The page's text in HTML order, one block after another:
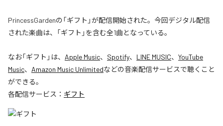
PrincessGardenの「ギフト」が配信開始された。今回デジタル配信
された楽曲は、「ギフト」を含む全1曲となっている。
なお「ギフト 」は、 Apple Music、 Spotify、 LINE MUSIC、 YouTube
Music、 Amazon Music Unlimitedなどの音楽配信サービスで聴くこと
ができる。
各配信サービス： ギフト